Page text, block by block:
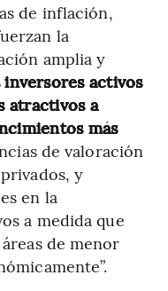
de inflación,
la
amplia y
inversores activos
atractivos a
más
de valoración
y
en la
a medida que
de menor